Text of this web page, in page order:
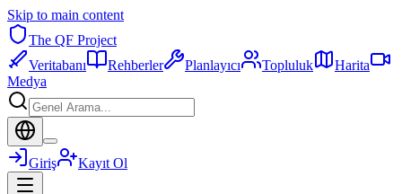
Skip to main content
The QF Project
Veritabanı
Rehberler Planlayıcı Topluluk
Harita
Medya
Giriş Kayıt Ol